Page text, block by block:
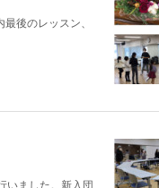
後のレッスン、
いました。新入団